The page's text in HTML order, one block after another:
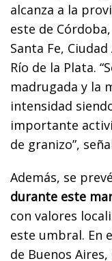
alcanza a la
este de
Santa Fe,
Río de la Plata.
madrugada y la
intensidad
importante
de granizo”,
Además, se
durante este
con valores
este umbral. En
de Buenos